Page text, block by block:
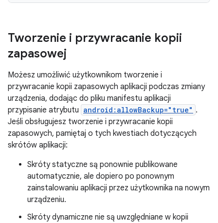
Tworzenie i przywracanie kopii
zapasowej
Możesz umożliwić użytkownikom tworzenie i
przywracanie kopii zapasowych aplikacji podczas zmiany
urządzenia, dodając do pliku manifestu aplikacji
przypisanie atrybutu android:allowBackup="true" .
Jeśli obsługujesz tworzenie i przywracanie kopii
zapasowych, pamiętaj o tych kwestiach dotyczących
skrótów aplikacji:
Skróty statyczne są ponownie publikowane
automatycznie, ale dopiero po ponownym
zainstalowaniu aplikacji przez użytkownika na nowym
urządzeniu.
Skróty dynamiczne nie są uwzględniane w kopii